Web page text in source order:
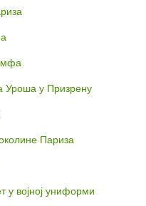
Уроша у Призрену
Париза
у војној униформи